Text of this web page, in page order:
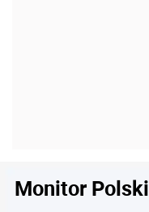
Monitor Polski